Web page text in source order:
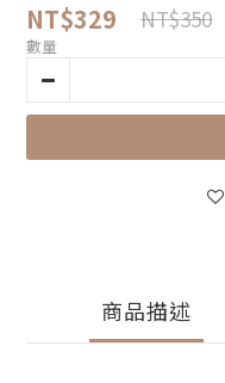
NT$329 NT$350
數量
商品描述